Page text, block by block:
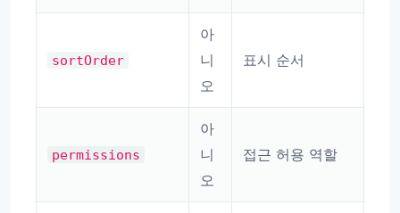
sortOrder
아
니
오
표시 순서
permissions
아
니
오
접근 허용 역할